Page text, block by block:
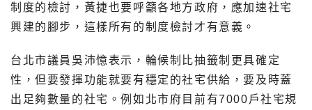
制度的檢討，黃捷也要呼籲各地方政府，應加速社宅
興建的腳步，這樣所有的制度檢討才有意義。
台北市議員吳沛憶表示，輪候制比抽籤制更具確定
性，但要發揮功能就要有穩定的社宅供給，要及時蓋
出足夠數量的社宅。例如北市府目前有7000戶社宅規